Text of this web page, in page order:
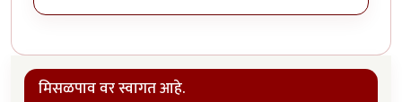
मिसळपाव वर स्वागत आहे.